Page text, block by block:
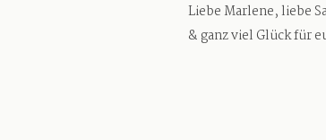
Liebe Marlene, liebe
& ganz viel Glück für